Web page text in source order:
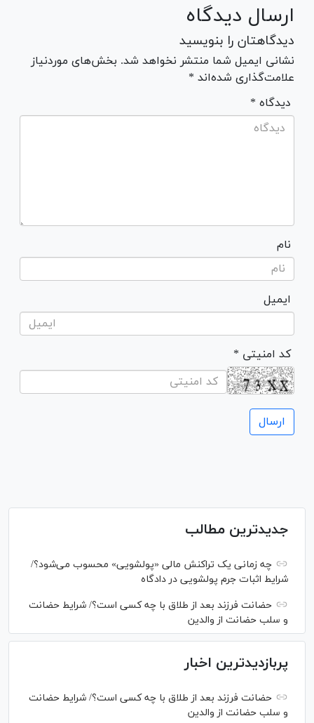
ارسال دیدگاه
دیدگاهتان را بنویسید
نشانی ایمیل شما منتشر نخواهد شد. بخش‌های موردنیاز
علامت‌گذاری شده‌اند *
* دیدگاه
نام
ایمیل
* کد امنیتی
جدیدترین مطالب
چه زمانی یک تراکنش مالی «پولشویی» محسوب می‌شود؟/
شرایط اثبات جرم پولشویی در دادگاه
حضانت فرزند بعد از طلاق با چه کسی است؟/ شرایط حضانت
و سلب حضانت از والدین
پربازدیدترین اخبار
حضانت فرزند بعد از طلاق با چه کسی است؟/ شرایط حضانت
و سلب حضانت از والدین